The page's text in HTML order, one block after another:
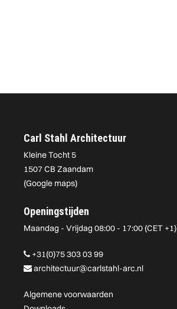
Carl Stahl Architectuur
Kleine Tocht 5
1507 CB Zaandam
(Google maps)
Openingstijden
Maandag - Vrijdag 08:00 - 17:00 (CET +1)
+31(0)75 303 03 99
architectuur@carlstahl-arc.nl
Algemene voorwaarden